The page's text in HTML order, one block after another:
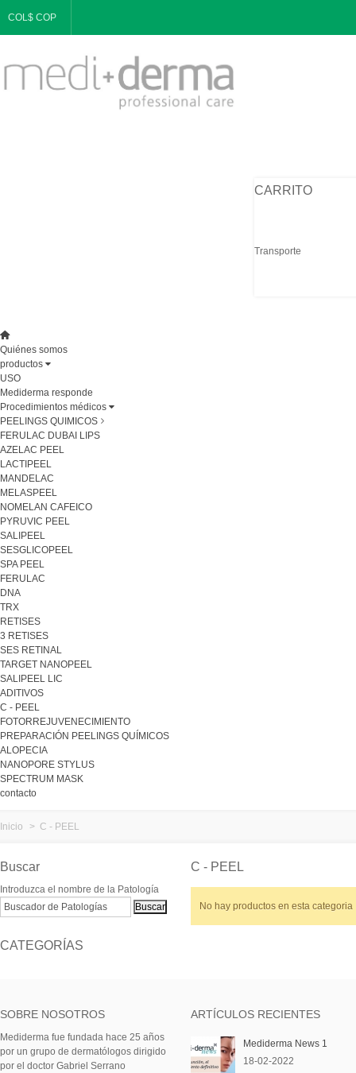
COL$ COP
CARRITO
Transporte
Quiénes somos
productos
USO
Mediderma responde
Procedimientos médicos
PEELINGS QUIMICOS
FERULAC DUBAI LIPS
AZELAC PEEL
LACTIPEEL
MANDELAC
MELASPEEL
NOMELAN CAFEICO
PYRUVIC PEEL
SALIPEEL
SESGLICOPEEL
SPA PEEL
FERULAC
DNA
TRX
RETISES
3 RETISES
SES RETINAL
TARGET NANOPEEL
SALIPEEL LIC
ADITIVOS
C - PEEL
FOTORREJUVENECIMIENTO
PREPARACIÓN PEELINGS QUÍMICOS
ALOPECIA
NANOPORE STYLUS
SPECTRUM MASK
contacto
Inicio > C - PEEL
Buscar
Introduzca el nombre de la Patología
CATEGORÍAS
C - PEEL
No hay productos en esta categoria
SOBRE NOSOTROS
Mediderma fue fundada hace 25 años
por un grupo de dermatólogos dirigido
por el doctor Gabriel Serrano
ARTÍCULOS RECIENTES
Mediderma News 1
18-02-2022